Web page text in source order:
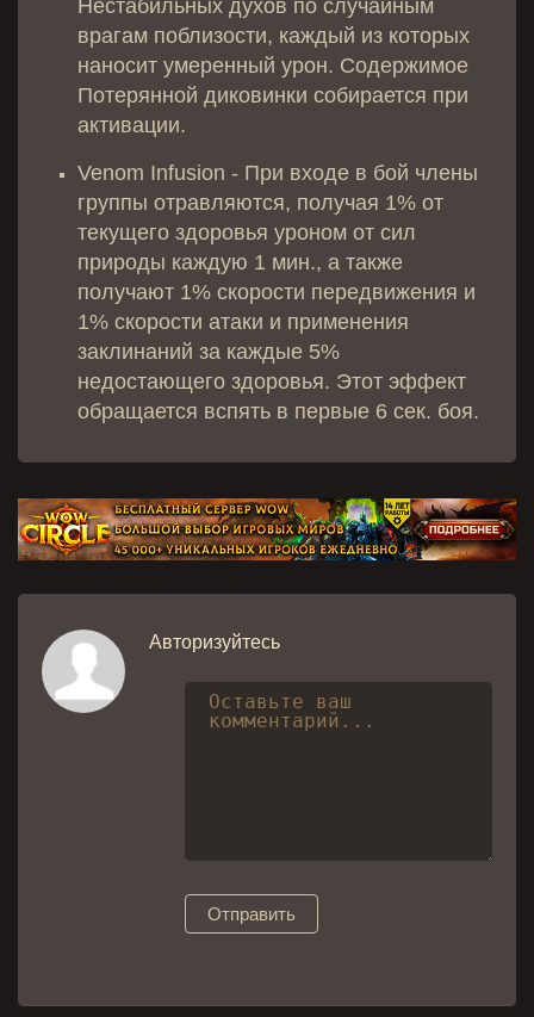
Нестабильных духов по случайным
врагам поблизости, каждый из которых
наносит умеренный урон. Содержимое
Потерянной диковинки собирается при
активации.
Venom Infusion - При входе в бой члены
группы отравляются, получая 1% от
текущего здоровья уроном от сил
природы каждую 1 мин., а также
получают 1% скорости передвижения и
1% скорости атаки и применения
заклинаний за каждые 5%
недостающего здоровья. Этот эффект
обращается вспять в первые 6 сек. боя.
Авторизуйтесь
Отправить